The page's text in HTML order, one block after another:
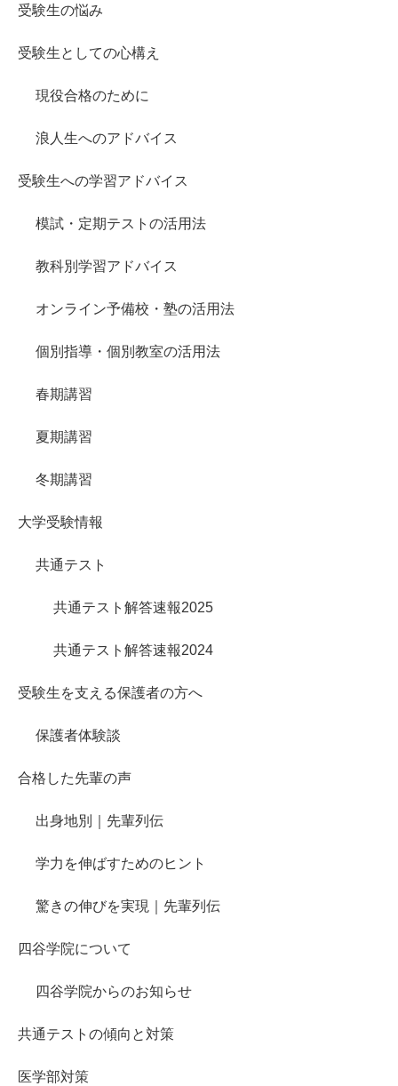
受験生の悩み
受験生としての心構え
現役合格のために
浪人生へのアドバイス
受験生への学習アドバイス
模試・定期テストの活用法
教科別学習アドバイス
オンライン予備校・塾の活用法
個別指導・個別教室の活用法
春期講習
夏期講習
冬期講習
大学受験情報
共通テスト
共通テスト解答速報2025
共通テスト解答速報2024
受験生を支える保護者の方へ
保護者体験談
合格した先輩の声
出身地別｜先輩列伝
学力を伸ばすためのヒント
驚きの伸びを実現｜先輩列伝
四谷学院について
四谷学院からのお知らせ
共通テストの傾向と対策
医学部対策